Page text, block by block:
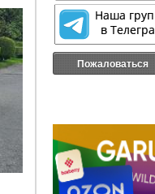
Пожаловаться